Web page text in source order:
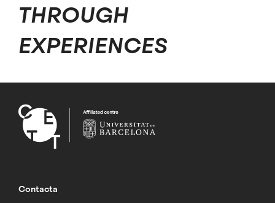
THROUGH
EXPERIENCES
Contacta